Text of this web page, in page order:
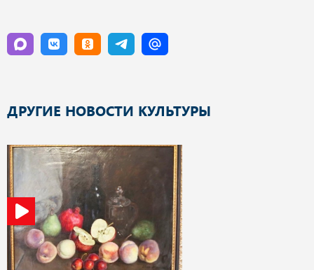
ДРУГИЕ НОВОСТИ КУЛЬТУРЫ